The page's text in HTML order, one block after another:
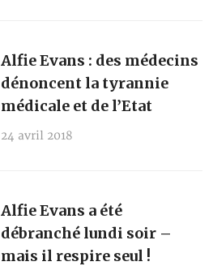
Alfie Evans : des médecins
dénoncent la tyrannie
médicale et de l’Etat
24 avril 2018
Alfie Evans a été
débranché lundi soir –
mais il respire seul !